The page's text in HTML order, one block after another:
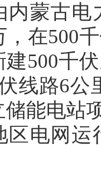
内蒙古电
，在500
建500千
线路6公
能电站
区电网运